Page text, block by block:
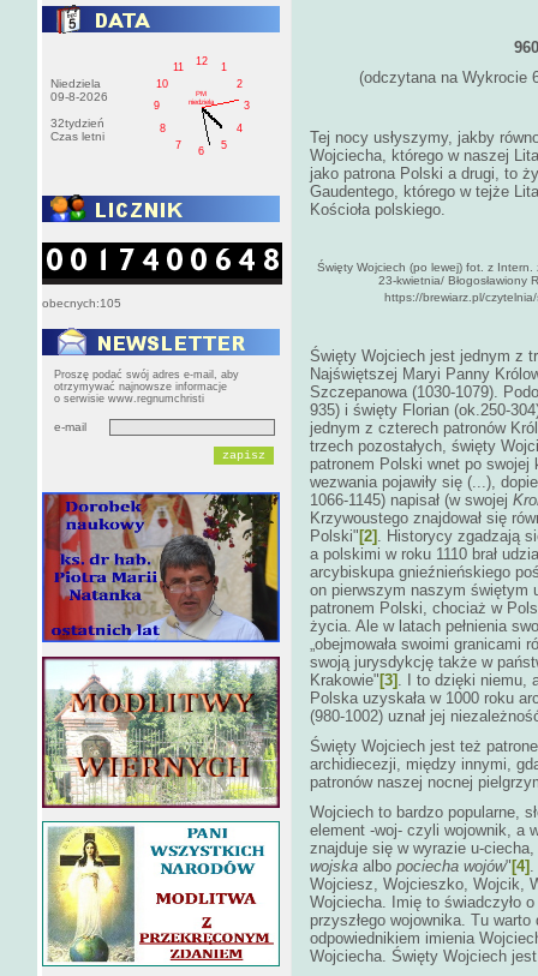
Niedziela
09-8-2026
32tydzień
Czas letni
1
2
3
4
5
6
7
8
9
10
11
12
PM
niedziela
obecnych:105
Proszę podać swój adres e-mail, aby
otrzymywać najnowsze informacje
o serwisie www.regnumchristi
e-mail
960
(odczytana na Wykrocie
Tej nocy usłyszymy, jakby
Wojciecha, którego w naszej
jako patrona Polski a drugi, to
Gaudentego, którego w tejże
Kościoła polskiego.
Święty Wojciech (po lewej) fot. z
23-kwietnia/ Błogosławiony
https://brewiarz.pl/
Święty Wojciech jest jednym z
Najświętszej Maryi Panny
Szczepanowa (1030-1079).
935) i święty Florian (ok.250-
jednym z czterech patronów
trzech pozostałych, święty
patronem Polski wnet po
wezwania pojawiły się (...),
1066-1145) napisał (w swojej
Krzywoustego znajdował się
Polski" [2] . Historycy zgadzają
a polskimi w roku 1110 brał
arcybiskupa gnieźnieńskiego
on pierwszym naszym świętym
patronem Polski, chociaż w
życia. Ale w latach pełnienia
„obejmowała swoimi granicami
swoją jurysdykcję także w
Krakowie" [3] . I to dzięki niemu,
Polska uzyskała w 1000 roku
(980-1002) uznał jej
Święty Wojciech jest też
archidiecezji, między innymi,
patronów naszej nocnej
Wojciech to bardzo popularne,
element -woj- czyli wojownik, a
znajduje się w wyrazie u-
wojska albo pociecha wojów" [4] .
Wojciesz, Wojcieszko, Wojcik,
Wojciecha. Imię to świadczyło
przyszłego wojownika. Tu
odpowiednikiem imienia
Wojciecha. Święty Wojciech